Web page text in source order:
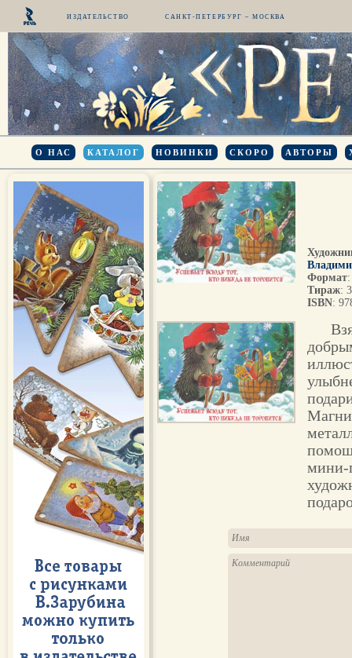
ИЗДАТЕЛЬСТВО САНКТ-ПЕТЕРБУРГ – МОСКВА
О НАС КАТАЛОГ НОВИНКИ СКОРО АВТОРЫ
Формат
Тираж:
ISBN:
мини-